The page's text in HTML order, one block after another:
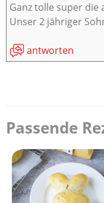
Ganz tolle super die
Unser 2 jähriger
antworten
Passende